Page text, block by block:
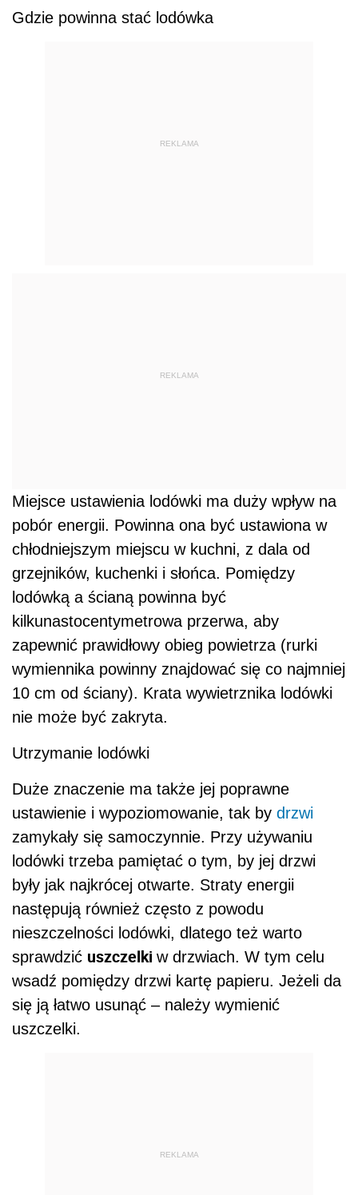
Gdzie powinna stać lodówka
REKLAMA
REKLAMA
Miejsce ustawienia lodówki ma duży wpływ na
pobór energii. Powinna ona być ustawiona w
chłodniejszym miejscu w kuchni, z dala od
grzejników, kuchenki i słońca. Pomiędzy
lodówką a ścianą powinna być
kilkunastocentymetrowa przerwa, aby
zapewnić prawidłowy obieg powietrza (rurki
wymiennika powinny znajdować się co najmniej
10 cm od ściany). Krata wywietrznika lodówki
nie może być zakryta.
Utrzymanie lodówki
Duże znaczenie ma także jej poprawne
ustawienie i wypoziomowanie, tak by drzwi
zamykały się samoczynnie. Przy używaniu
lodówki trzeba pamiętać o tym, by jej drzwi
były jak najkrócej otwarte. Straty energii
następują również często z powodu
nieszczelności lodówki, dlatego też warto
sprawdzić uszczelki w drzwiach. W tym celu
wsadź pomiędzy drzwi kartę papieru. Jeżeli da
się ją łatwo usunąć – należy wymienić
uszczelki.
REKLAMA